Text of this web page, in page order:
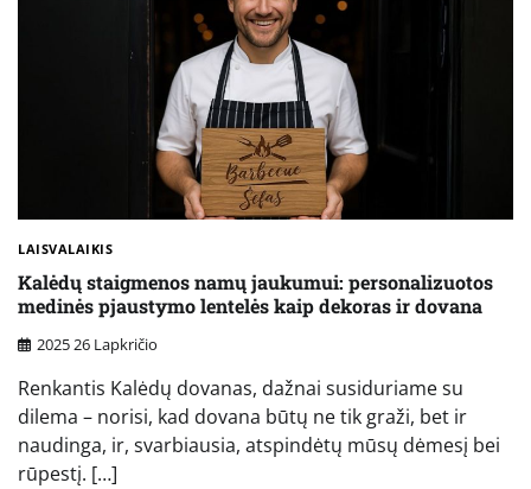
LAISVALAIKIS
Kalėdų staigmenos namų jaukumui: personalizuotos
medinės pjaustymo lentelės kaip dekoras ir dovana
2025 26 Lapkričio
Renkantis Kalėdų dovanas, dažnai susiduriame su
dilema – norisi, kad dovana būtų ne tik graži, bet ir
naudinga, ir, svarbiausia, atspindėtų mūsų dėmesį bei
rūpestį. […]